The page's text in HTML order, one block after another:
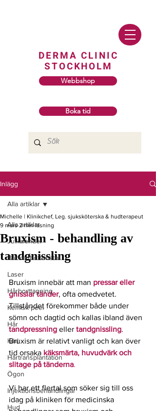
DERMA CLINIC
STOCKHOLM
Webbshop
Boka tid
Inlägg
Alla artiklar
Julkalender
Bäckenbottenstol
Laser
Hårborttagning
Kemisk peel
Hår
Kärl
Hårtransplantation
Ögon
Injektionsbehandlingar
Hud
Alla artiklar
Bruxism - behandling av
tandgnissling
Michelle | Klinikchef, Leg. sjuksköterska & hudterapeut
9 mars 2 min läsning
Bruxism innebär att man pressar eller
gnisslar tänder, ofta omedvetet.
Tillståndet förekommer både under
sömn och dagtid och kallas ibland även
tandpressning eller tandgnissling.
Bruxism är relativt vanligt och kan över
tid orsaka käksmärta, huvudvärk och
slitage på tänderna.
Vi har ett flertal som söker sig till oss
idag på kliniken för medicinska